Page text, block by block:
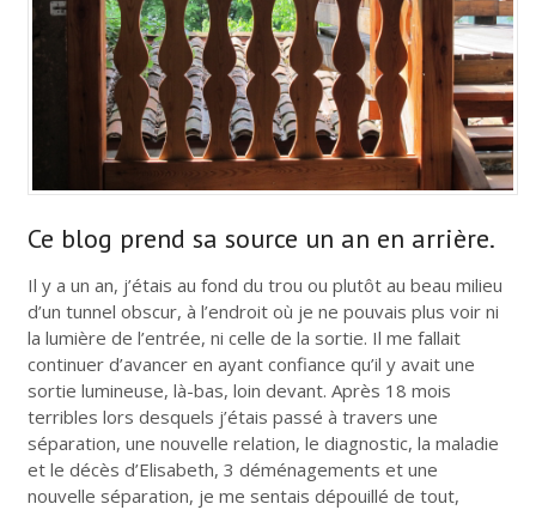
Ce blog prend sa source un an en arrière.
Il y a un an, j’étais au fond du trou ou plutôt au beau milieu
d’un tunnel obscur, à l’endroit où je ne pouvais plus voir ni
la lumière de l’entrée, ni celle de la sortie. Il me fallait
continuer d’avancer en ayant confiance qu’il y avait une
sortie lumineuse, là-bas, loin devant. Après 18 mois
terribles lors desquels j’étais passé à travers une
séparation, une nouvelle relation, le diagnostic, la maladie
et le décès d’Elisabeth, 3 déménagements et une
nouvelle séparation, je me sentais dépouillé de tout,